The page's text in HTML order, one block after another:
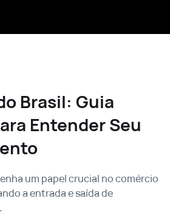
Brasil: Guia
Entender Seu
um papel crucial no comércio
a entrada e saída de